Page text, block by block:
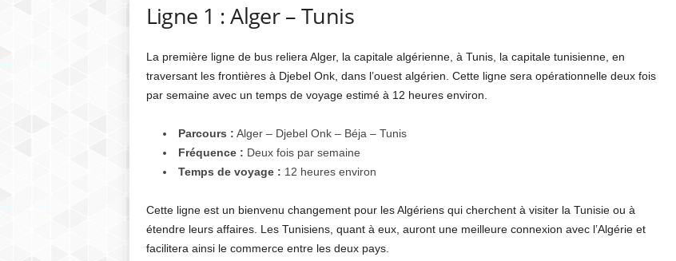
Ligne 1 : Alger – Tunis
La première ligne de bus reliera Alger, la capitale algérienne, à Tunis, la capitale tunisienne, en
traversant les frontières à Djebel Onk, dans l’ouest algérien. Cette ligne sera opérationnelle deux fois
par semaine avec un temps de voyage estimé à 12 heures environ.
Parcours : Alger – Djebel Onk – Béja – Tunis
Fréquence : Deux fois par semaine
Temps de voyage : 12 heures environ
Cette ligne est un bienvenu changement pour les Algériens qui cherchent à visiter la Tunisie ou à
étendre leurs affaires. Les Tunisiens, quant à eux, auront une meilleure connexion avec l’Algérie et
facilitera ainsi le commerce entre les deux pays.